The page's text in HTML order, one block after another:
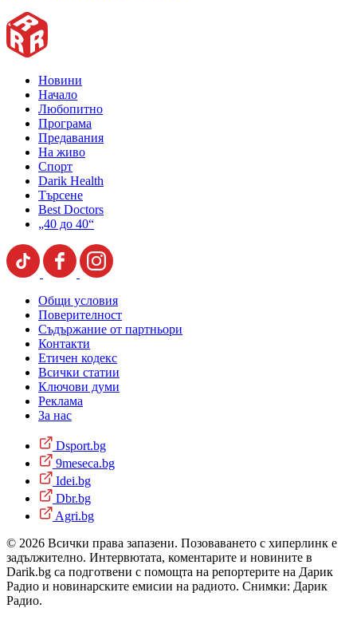
Новини
Начало
Любопитно
Програма
Предавания
На живо
Спорт
Darik Health
Търсене
Best Doctors
„40 до 40“
Общи условия
Поверителност
Съдържание от партньори
Контакти
Етичен кодекс
Всички статии
Ключови думи
Реклама
За нас
Dsport.bg
9meseca.bg
Idei.bg
Dbr.bg
Agri.bg
© 2026 Всички права запазени. Позоваването с хиперлинк е
задължително. Интервютата, коментарите и новините в
Darik.bg са подготвени с помощта на репортерите на Дарик
Радио и новинарските емисии на радиото. Снимки: Дарик
Радио.